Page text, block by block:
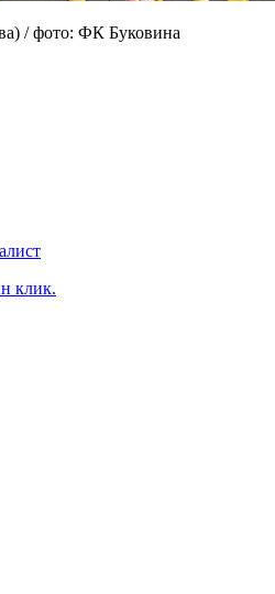
/ фото: ФК Буковина
клик.